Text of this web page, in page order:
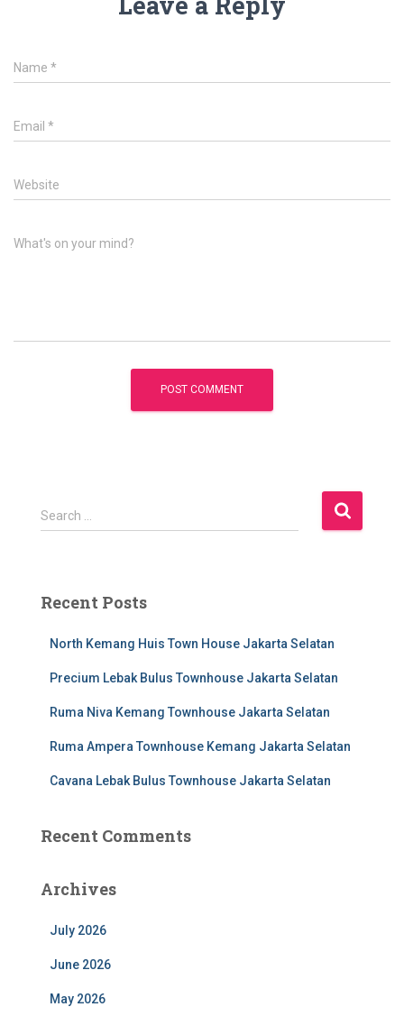
Name *
Email *
Website
What's on your mind?
S
e
h
Search …
Recent Posts
North Kemang Huis Town House Jakarta Selatan
Precium Lebak Bulus Townhouse Jakarta Selatan
Ruma Niva Kemang Townhouse Jakarta Selatan
Ruma Ampera Townhouse Kemang Jakarta Selatan
Cavana Lebak Bulus Townhouse Jakarta Selatan
Recent Comments
Archives
July 2026
June 2026
May 2026